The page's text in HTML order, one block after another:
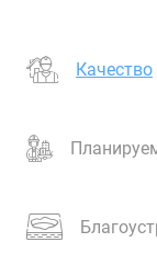
Качество